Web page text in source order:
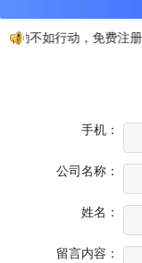
动不如行动，免费注册
手机：
公司名称：
姓名：
留言内容：